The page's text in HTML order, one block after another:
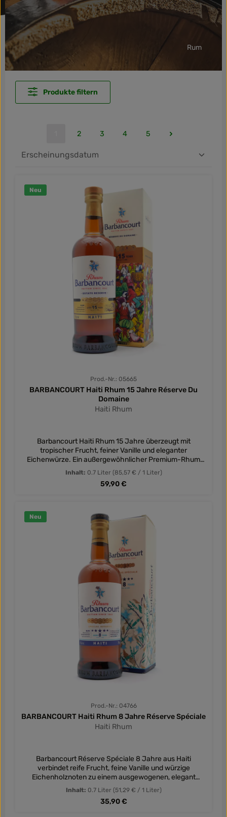
Rum
Produkte filtern
Seite
2
Seite
3
Seite
4
Seite
5
Neu
Prod.-Nr.: 05665
BARBANCOURT Haiti Rhum 15 Jahre Réserve Du
Domaine
Haiti Rhum
Barbancourt Haiti Rhum 15 Jahre überzeugt mit
tropischer Frucht, feiner Vanille und eleganter
Eichenwürze. Ein außergewöhnlicher Premium-Rhum
aus Haiti mit langjähriger Reifung.
Inhalt: 0.7 Liter (85,57 € / 1 Liter)
Regulärer Preis:
59,90 €
Neu
Prod.-Nr.: 04766
BARBANCOURT Haiti Rhum 8 Jahre Réserve Spéciale
Haiti Rhum
Barbancourt Réserve Spéciale 8 Jahre aus Haiti
verbindet reife Frucht, feine Vanille und würzige
Eichenholznoten zu einem ausgewogenen, elegant
gereiften Rhum.
Inhalt: 0.7 Liter (51,29 € / 1 Liter)
Regulärer Preis:
35,90 €